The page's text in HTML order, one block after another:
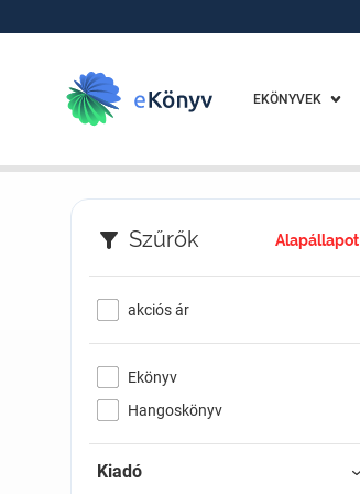
EKÖNYVEK
Szűrők Alapállapot
akciós ár
Ekönyv
Hangoskönyv
Kiadó